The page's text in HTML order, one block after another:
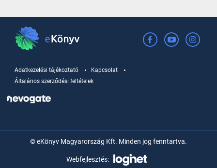
Adatkezelési tájékoztató
Kapcsolat
Általános szerződési feltételek
© eKönyv Magyarország Kft. Minden jog fenntartva.
Webfejlesztés: